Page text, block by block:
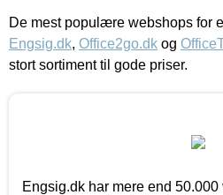
De mest populære webshops for
Engsig.dk, Office2go.dk og
stort sortiment til gode priser.
Engsig.dk har mere end